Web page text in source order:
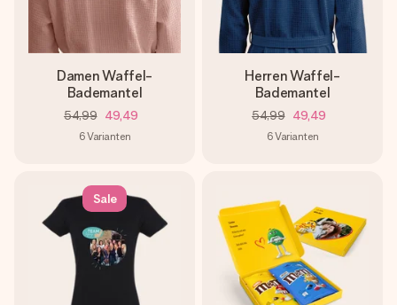
Damen Waffel-
Bademantel
54,99 49,49
6Varianten
Herren Waffel-
Bademantel
54,99 49,49
6Varianten
Sale